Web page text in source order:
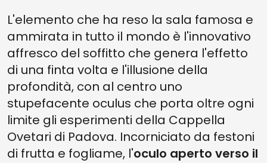
L'elemento che ha reso la sala famosa e
ammirata in tutto il mondo è l'innovativo
affresco del soffitto che genera l'effetto
di una finta volta e l'illusione della
profondità, con al centro uno
stupefacente oculus che porta oltre ogni
limite gli esperimenti della Cappella
Ovetari di Padova. Incorniciato da festoni
di frutta e fogliame, l'oculo aperto verso il